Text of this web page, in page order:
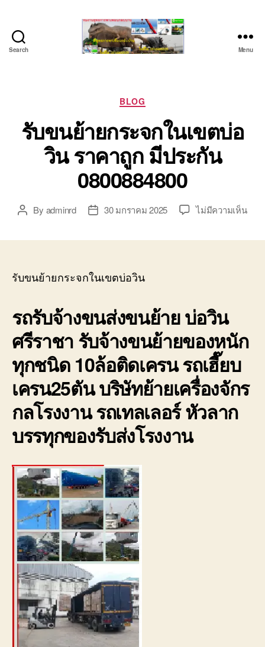
Search
เครื่องจักร
ระยอง
ชลบุรี
(บริษัท
เซียน
พาณิชย์
จำกัด)
บริการ
รถยก
รถ
ใน
วิน
0818900005
Menu
Categories
BLOG
รับขนย้ายกระจกในเขตบ่อ
วิน ราคาถูก มีประกัน
0800884800
PostBy adminrd
Post30 มกราคม 2025 ไม่มีความเห็นบน
ถูก
มี
รับขนย้ายกระจกในเขตบ่อวิน
รถรับจ้างขนส่งขนย้าย บ่อวิน
ศรีราชา รับจ้างขนย้ายของหนัก
ทุกชนิด 10ล้อติดเครน รถเฮี๊ยบ
เครน25ตัน บริษัทย้ายเครื่องจักร
กลโรงงาน รถเทลเลอร์ หัวลาก
บรรทุกของรับส่งโรงงาน